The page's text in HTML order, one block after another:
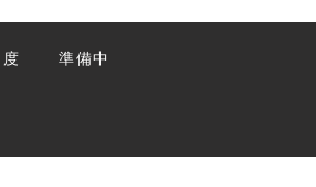
準備中